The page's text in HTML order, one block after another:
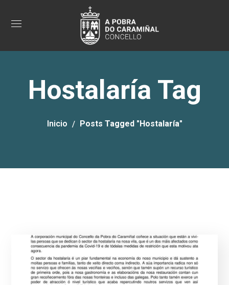
Hostalaría Tag
Inicio Posts Tagged "Hostalaría"